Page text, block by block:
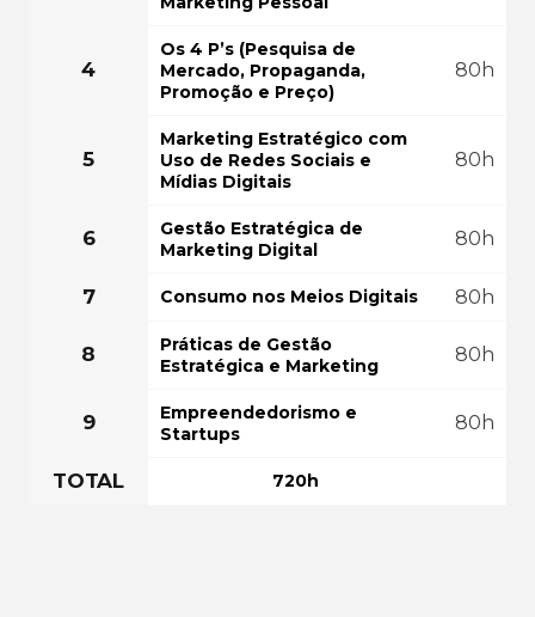
4
Os 4 P’s (Pesquisa de
Mercado, Propaganda,
Promoção e Preço)
80h
5
Marketing Estratégico com
Uso de Redes Sociais e
Mídias Digitais
80h
6
Gestão Estratégica de
Marketing Digital
80h
7 Consumo nos Meios Digitais 80h
8
Práticas de Gestão
Estratégica e Marketing
80h
9
Empreendedorismo e
Startups
80h
TOTAL 720h